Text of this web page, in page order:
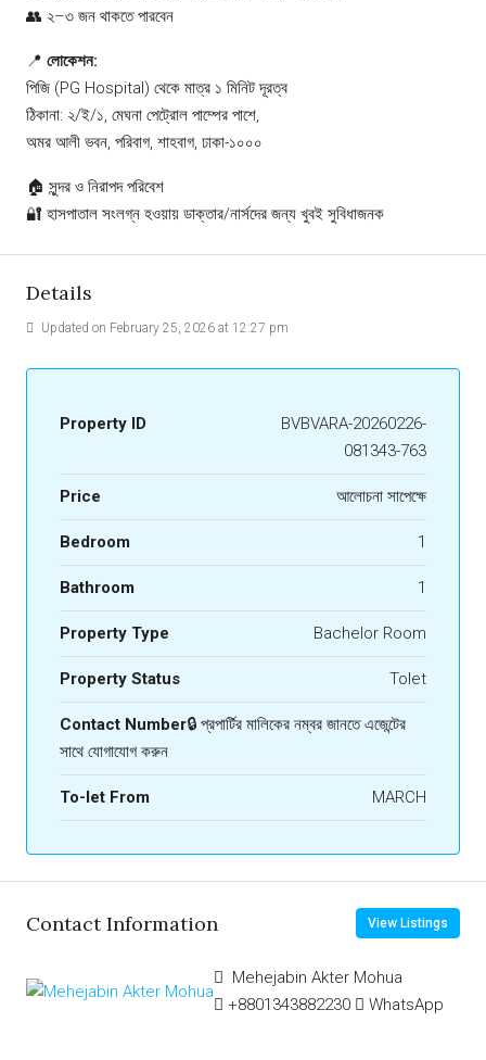
👥 ২–৩ জন থাকতে পারবেন
📍 লোকেশন:
পিজি (PG Hospital) থেকে মাত্র ১ মিনিট দূরত্ব
ঠিকানা: ২/ই/১, মেঘনা পেট্রোল পাম্পের পাশে,
অমর আলী ভবন, পরিবাগ, শাহবাগ, ঢাকা-১০০০
🏠 সুন্দর ও নিরাপদ পরিবেশ
🔐 হাসপাতাল সংলগ্ন হওয়ায় ডাক্তার/নার্সদের জন্য খুবই সুবিধাজনক
Details
Updated on February 25, 2026 at 12:27 pm
Property ID
BVBVARA-20260226-
081343-763
Price আলােচনা সাপেক্ষে
Bedroom 1
Bathroom 1
Property Type Bachelor Room
Property Status Tolet
Contact Number🔒 প্রপার্টির মালিকের নম্বর জানতে এজেন্টের
সাথে যোগাযোগ করুন
To-let From MARCH
Contact Information View Listings
Mehejabin Akter Mohua
+8801343882230
WhatsApp